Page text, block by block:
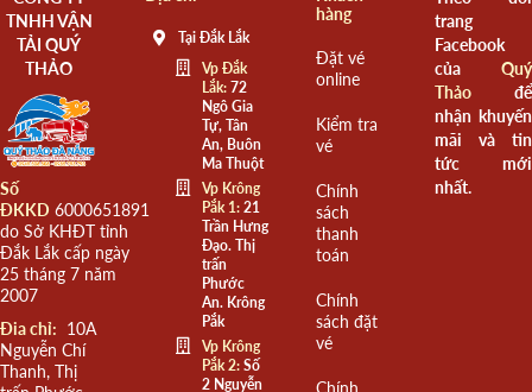
TNHH VẬN
TẢI QUÝ
THẢO
Số
ĐKKD 6000651891
do Sở KHĐT tỉnh
Đắk Lắk cấp ngày
25 tháng 7 năm
2007
Đia chỉ: 10A
Nguyễn Chí
Thanh, Thị
Tại Đắk Lắk
Vp Đắk
Lắk:72
Ngô Gia
Tự, Tân
An, Buôn
Ma Thuột
Vp Krông
Pắk 1:21
Trần Hưng
Đạo. Thị
trấn
Phước
An. Krông
Pắk
Vp Krông
Pắk 2:Số
2 Nguyễn
hàng
Đặt vé
online
Kiểm tra
vé
Chính
sách
thanh
toán
Chính
sách đặt
vé
Chính
trang
Facebook
của Quý
Thảođể
nhận khuyến
mãi và tin
tức mới
nhất.